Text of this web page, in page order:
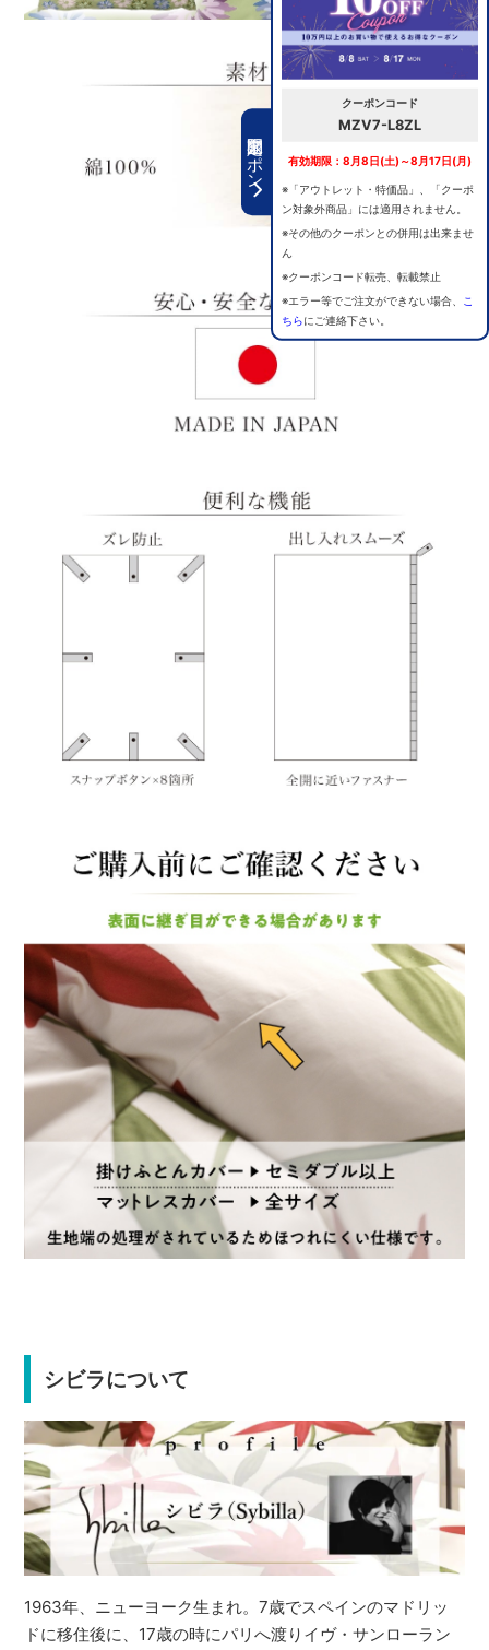
期間限定クーポン
クーポンコード
MZV7-L8ZL
有効期限：8月8日(土)～8月17日(月)
※「アウトレット・特価品」、「クーポ
ン対象外商品」には適用されません。
※その他のクーポンとの併用は出来ませ
ん
※クーポンコード転売、転載禁止
※エラー等でご注文ができない場合、
こ
ちらにご連絡下さい。
シビラについて
1963年、ニューヨーク生まれ。7歳でスペインのマドリッ
ドに移住後に、17歳の時にパリへ渡りイヴ・サンローラン